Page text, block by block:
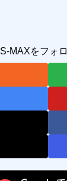
S-MAXをフォ